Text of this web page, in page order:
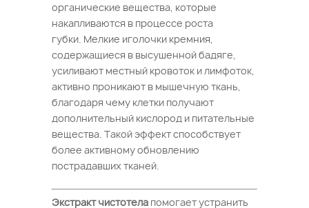
органические вещества, которые
накапливаются в процессе роста
губки. Мелкие иголочки кремния,
содержащиеся в высушенной бадяге,
усиливают местный кровоток и лимфоток,
активно проникают в мышечную ткань,
благодаря чему клетки получают
дополнительный кислород и питательные
вещества. Такой эффект способствует
более активному обновлению
пострадавших тканей.
Экстракт чистотелапомогает устранить